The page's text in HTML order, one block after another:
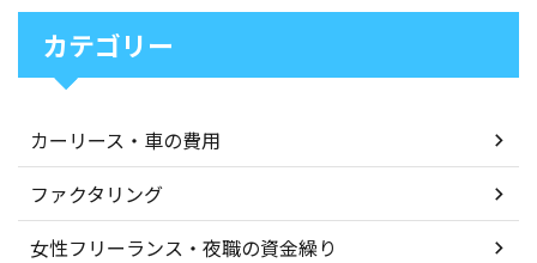
カテゴリー
カーリース・車の費用
ファクタリング
女性フリーランス・夜職の資金繰り